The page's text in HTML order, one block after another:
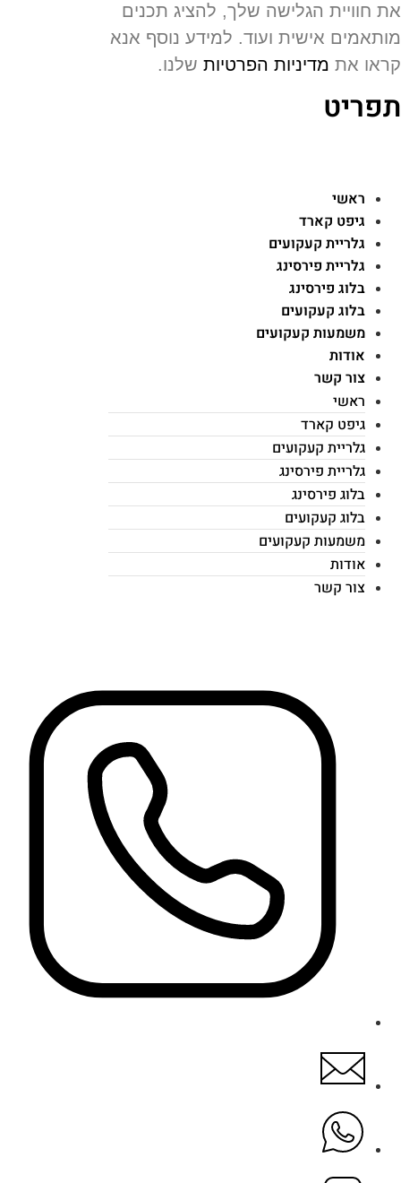
חוויית הגלישה שלך, להציג תכנים
אישית ועוד. למידע נוסף אנא
אתמדיניות הפרטיותשלנו.
ראשי
גיפט קארד
גלריית קעקועים
גלריית פירסינג
בלוג פירסינג
בלוג קעקועים
משמעות קעקועים
אודות
צור קשר
ראשי
גיפט קארד
גלריית קעקועים
גלריית פירסינג
בלוג פירסינג
בלוג קעקועים
משמעות קעקועים
אודות
צור קשר